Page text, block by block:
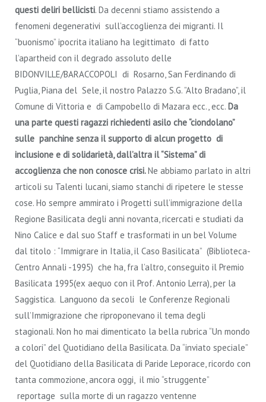
questi deliri bellicisti. Da decenni stiamo assistendo a
fenomeni degenerativi sull’accoglienza dei migranti. Il
“buonismo” ipocrita italiano ha legittimato di fatto
l’apartheid con il degrado assoluto delle
BIDONVILLE/BARACCOPOLI di Rosarno, San Ferdinando di
Puglia, Piana del Sele, il nostro Palazzo S.G. ”Alto Bradano”, il
Comune di Vittoria e di Campobello di Mazara ecc., ecc. Da
una parte questi ragazzi richiedenti asilo che “ciondolano”
sulle panchine senza il supporto di alcun progetto di
inclusione e di solidarietà, dall’altra il “Sistema” di
accoglienza che non conosce crisi.Ne abbiamo parlato in altri
articoli su Talenti lucani, siamo stanchi di ripetere le stesse
cose. Ho sempre ammirato i Progetti sull’immigrazione della
Regione Basilicata degli anni novanta, ricercati e studiati da
Nino Calice e dal suo Staff e trasformati in un bel Volume
dal titolo : “Immigrare in Italia, il Caso Basilicata” (Biblioteca-
Centro Annali -1995) che ha, fra l’altro, conseguito il Premio
Basilicata 1995(ex aequo con il Prof. Antonio Lerra), per la
Saggistica. Languono da secoli le Conferenze Regionali
sull’Immigrazione che riproponevano il tema degli
stagionali. Non ho mai dimenticato la bella rubrica “Un mondo
a colori” del Quotidiano della Basilicata. Da “inviato speciale”
del Quotidiano della Basilicata di Paride Leporace, ricordo con
tanta commozione, ancora oggi, il mio “struggente”
reportage sulla morte di un ragazzo ventenne